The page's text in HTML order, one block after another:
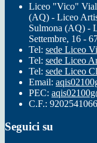
Liceo "Vico"
(AQ) - Liceo
Sulmona (AQ) -
Settembre, 16 -
Tel: sede Liceo
Tel: sede Liceo
Tel: sede Liceo
Email:
PEC:
C.F.:
Seguici su